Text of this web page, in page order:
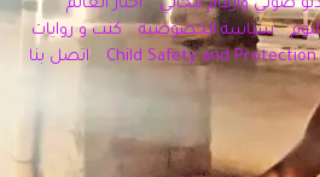
صوتي وارقام مجاني
أخبار العالم
سياسة الخصوصية
كتب و روايات
Child Safety and
اتصل بنا